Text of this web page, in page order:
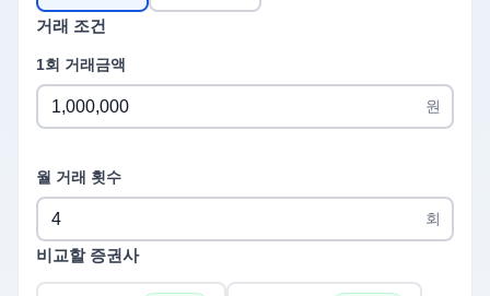
거래 조건
1회 거래금액
원
월 거래 횟수
회
비교할 증권사